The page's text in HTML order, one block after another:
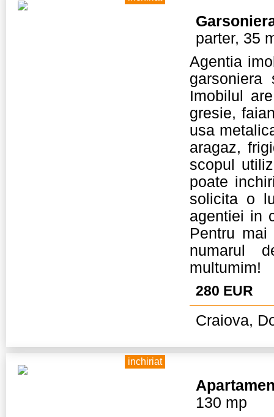
parter, 35
Agentia
Imobilul
gresie,
usa
aragaz,
scopul
poate
solicita o
agentiei in
Pentru
numarul
multumim!
280 EUR
Craiova,
inchiriat
130 mp